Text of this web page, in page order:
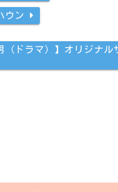
ウン
（ドラマ）】オリジナル